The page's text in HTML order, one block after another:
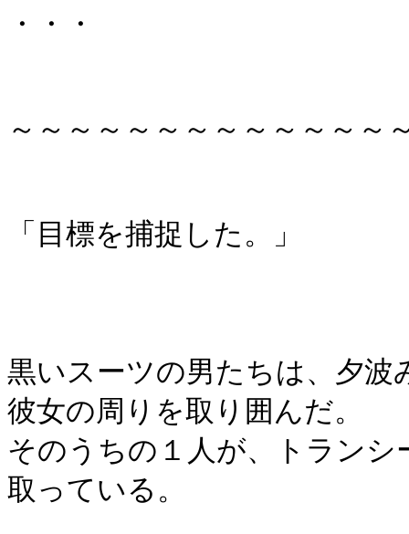
・・・
～～～～～～～～～～～～～
「目標を捕捉した。」
黒いスーツの男たちは、夕
彼女の周りを取り囲んだ。
そのうちの１人が、トラン
取っている。